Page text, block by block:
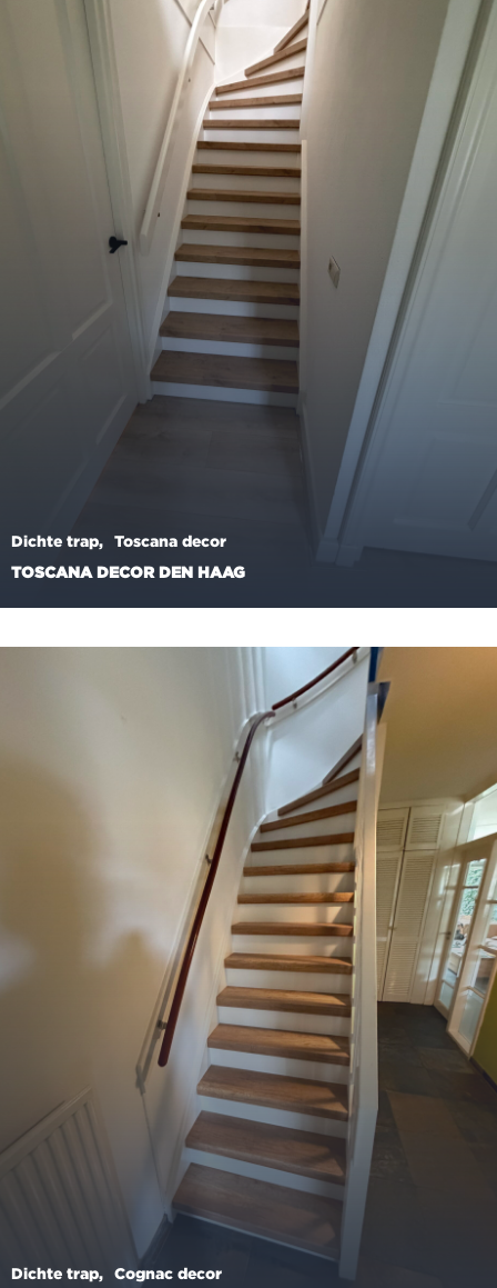
Dichte trap
Toscana decor
TOSCANA DECOR DEN HAAG
Dichte trap
Cognac decor